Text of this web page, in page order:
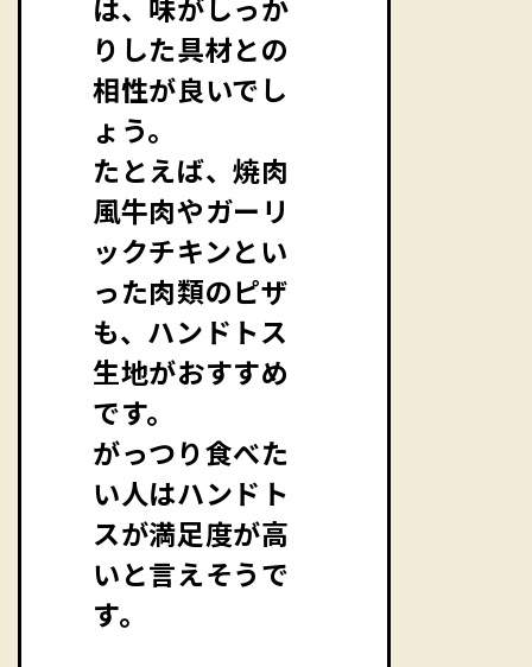
は、味がしっか
りした具材との
相性が良いでし
ょう。
たとえば、焼肉
風牛肉やガーリ
ックチキンとい
った肉類のピザ
も、ハンドトス
生地がおすすめ
です。
がっつり食べた
い人はハンドト
スが満足度が高
いと言えそうで
す。